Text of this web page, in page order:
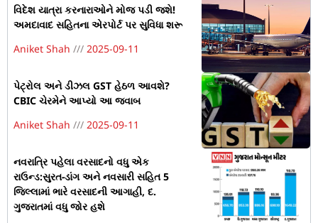
વિદેશ યાત્રા કરનારાઓને મોજ પડી જશે!
અમદાવાદ સહિતના એરપોર્ટ પર સુવિધા શરૂ
Aniket Shah
2025-09-11
પેટ્રોલ અને ડીઝલ GST હેઠળ આવશે?
CBIC ચેરમેને આપ્યો આ જવાબ
Aniket Shah
2025-09-11
નવરાત્રિ પહેલા વરસાદનો વધુ એક
રાઉન્ડ:સુરત-ડાંગ અને નવસારી સહિત 5
જિલ્લામાં ભારે વરસાદની આગાહી, દ.
ગુજરાતમાં વધુ જોર હશે